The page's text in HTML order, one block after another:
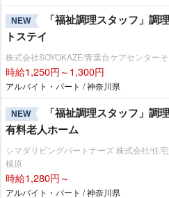
NEW
「福祉調理スタッフ」調
トステイ
株式会社SOYOKAZE/青葉台ケアセンター
時給1,250円～1,300円
アルバイト・パート / 神奈川県
NEW
「福祉調理スタッフ」調
有料老人ホーム
シマダリビングパートナーズ 株式会社/住
模原
時給1,280円～
アルバイト・パート / 神奈川県